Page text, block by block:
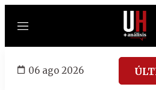
Menú
06 ago 2026